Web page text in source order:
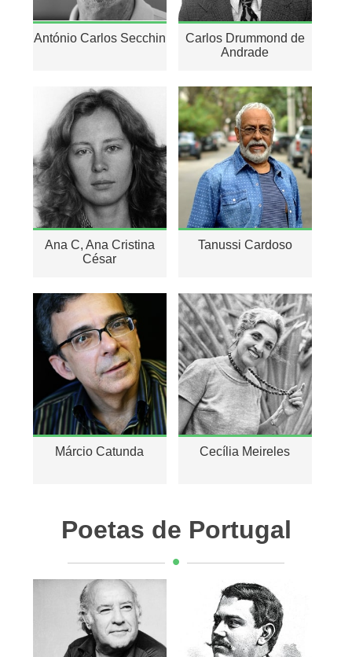
António Carlos Secchin
Carlos Drummond de
Andrade
Ana C, Ana Cristina
César
Tanussi Cardoso
Márcio Catunda Cecília Meireles
Poetas de Portugal